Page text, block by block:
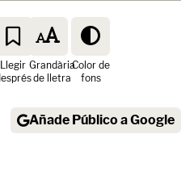
Llegir Grandària
de lletra
Color de
fons
Añade Público a Google